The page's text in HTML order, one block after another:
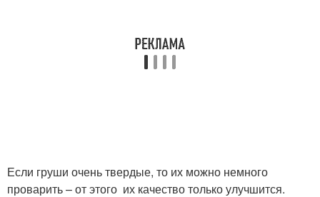
Если груши очень твердые, то их можно немного
проварить – от этого их качество только улучшится.